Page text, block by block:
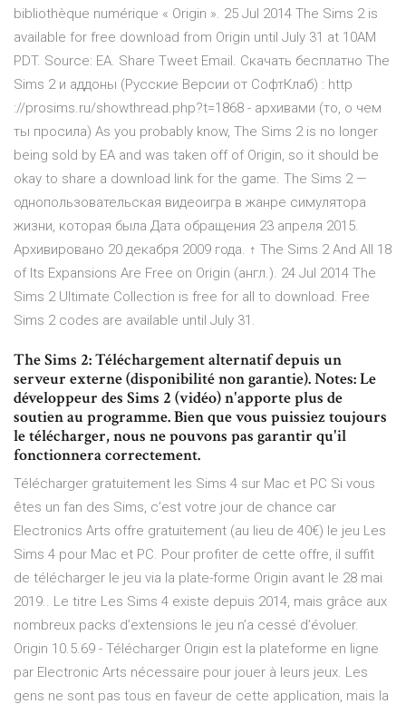
bibliothèque numérique « Origin ». 25 Jul 2014 The Sims 2 is
available for free download from Origin until July 31 at 10AM
PDT. Source: EA. Share Tweet Email. Скачать бесплатно The
Sims 2 и аддоны (Русские Версии от СофтКлаб) : http
://prosims.ru/showthread.php?t=1868 - архивами (то, о чем
ты просила) As you probably know, The Sims 2 is no longer
being sold by EA and was taken off of Origin, so it should be
okay to share a download link for the game. The Sims 2 —
однопользовательская видеоигра в жанре симулятора
жизни, которая была Дата обращения 23 апреля 2015.
Архивировано 20 декабря 2009 года. ↑ The Sims 2 And All 18
of Its Expansions Are Free on Origin (англ.). 24 Jul 2014 The
Sims 2 Ultimate Collection is free for all to download. Free
Sims 2 codes are available until July 31.
The Sims 2: Téléchargement alternatif depuis un
serveur externe (disponibilité non garantie). Notes: Le
développeur des Sims 2 (vidéo) n'apporte plus de
soutien au programme. Bien que vous puissiez toujours
le télécharger, nous ne pouvons pas garantir qu'il
fonctionnera correctement.
Télécharger gratuitement les Sims 4 sur Mac et PC Si vous
êtes un fan des Sims, c’est votre jour de chance car
Electronics Arts offre gratuitement (au lieu de 40€) le jeu Les
Sims 4 pour Mac et PC. Pour profiter de cette offre, il suffit
de télécharger le jeu via la plate-forme Origin avant le 28 mai
2019.. Le titre Les Sims 4 existe depuis 2014, mais grâce aux
nombreux packs d’extensions le jeu n’a cessé d’évoluer.
Origin 10.5.69 - Télécharger Origin est la plateforme en ligne
par Electronic Arts nécessaire pour jouer à leurs jeux. Les
gens ne sont pas tous en faveur de cette application, mais la